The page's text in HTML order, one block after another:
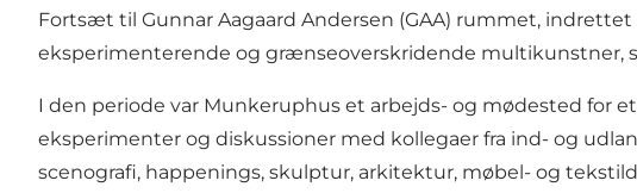
Fortsæt til Gunnar Aagaard Andersen (GAA) rummet,
eksperimenterende og grænseoverskridende multikunstner,
I den periode var Munkeruphus et arbejds- og mødested for
eksperimenter og diskussioner med kollegaer fra ind- og
scenografi, happenings, skulptur, arkitektur, møbel- og